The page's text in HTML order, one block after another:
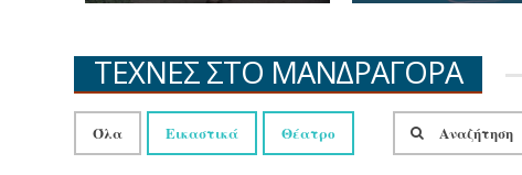
ΤΕΧΝΕΣ ΣΤΟ ΜΑΝΔΡΑΓΟΡΑ
Όλα Εικαστικά Θέατρο